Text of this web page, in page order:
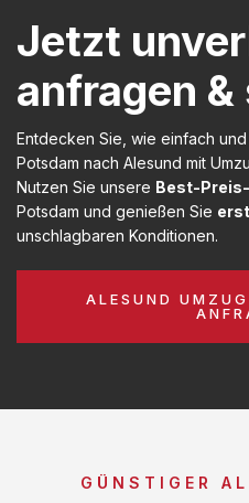
Jetzt
anfragen &
Entdecken Sie, wie einfach
Potsdam nach Alesund mit
Nutzen Sie unsere Best-
Potsdam und genießen Sie
unschlagbaren Konditionen.
ALESUND
GÜNSTIGER